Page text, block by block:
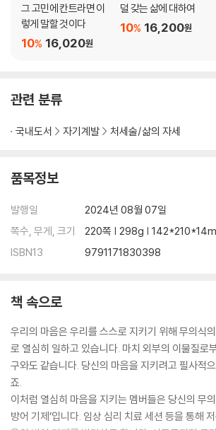
3장 인생은 자신에게 신경 쓰는 사람의 편입니다
_ 마음의 방어 기제와 대화하기
나를 만나러 가는 길
내 마음에 이름을 붙인다면?
내가 벌써 어른이 되었구나
- 그래도 기사는 여전히 내 곁에 있다
모든 문제에는 의미가 있다
나를 만나기 위한 7단계
- 변화는 내가 나를 믿을 때 일어난다
- 내 마음이 하는 이야기에 귀 기울일 때
내가 가장 약할 때가 가장 크게 성장할 기회다
- 기사의 존재를 알고 바뀌기 시작한 인생
저마다 자신의 인생을 열심히 살아간다
- 늘 당신 곁에 있었던 기사
인생은 자신에게 신경 쓰는 사람의 편이다
- 내가 나의 손을 잡아 주기
그 고민에 칸트라면 이
렇게 말할 것이다
16,020원
10%
덜 갖는 삶에 대하여
16,200원
10%
관련 분류
국내도서 자기계발 처세술/삶의 자세
품목정보
발행일
2024년 08월 07일
쪽수, 무게, 크기
220쪽 | 298g |
ISBN13
9791171830398
책 속으로
우리의 마음은 우리를 스스로 지키기 위해 무의식
로 열심히 일하고 있습니다. 마치 외부의 이물질로
구와도 같습니다. 당신의 마음을 지키려고 필사적
죠.
이처럼 열심히 마음을 지키는 멤버들은 당신의 무
방어 기제’입니다. 임상 심리 치료 세션 등을 통해